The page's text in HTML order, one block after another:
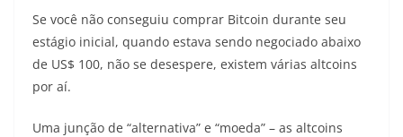
Se você não conseguiu comprar Bitcoin durante seu
estágio inicial, quando estava sendo negociado abaixo
de US$ 100, não se desespere, existem várias altcoins
por aí.
Uma junção de “alternativa” e “moeda” – as altcoins